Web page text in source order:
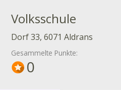
Volksschule
Dorf 33, 6071 Aldrans
Gesammelte Punkte:
0